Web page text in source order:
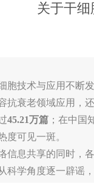
关于干
胞技术与应用不断
抗衰老领域应用，
45.21万篇 ；在中国
度可见一斑。
信息共享的同时，
科学角度逐一辟谣